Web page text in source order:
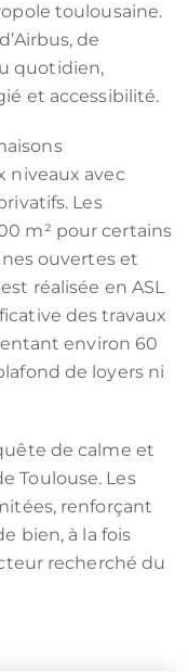
toulousaine.
de
quotidien,
et accessibilité.
niveaux avec
Les
m² pour certains
ouvertes et
réalisée en ASL
des travaux
environ 60
de loyers ni
de calme et
Toulouse. Les
renforçant
bien, à la fois
recherché du